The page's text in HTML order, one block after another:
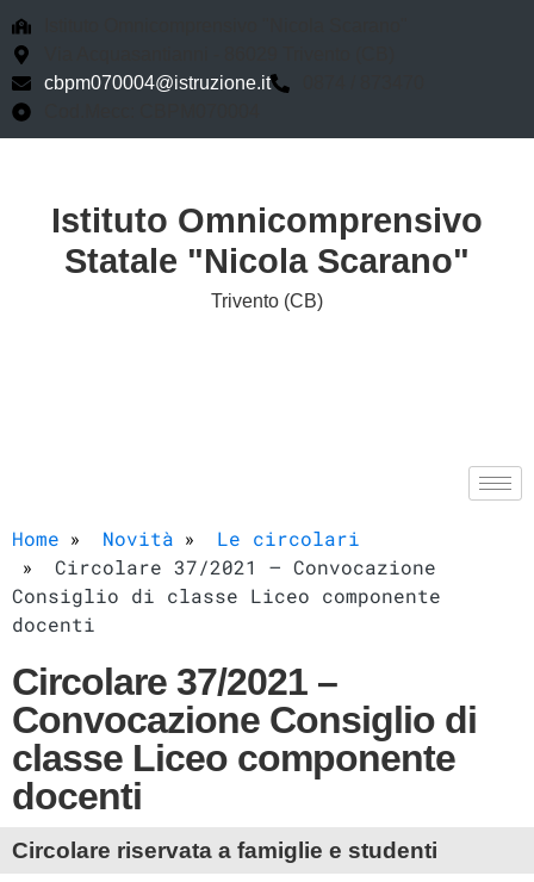
cbpm070004@istruzione.it
Istituto Omnicomprensivo
Statale "Nicola Scarano"
Trivento (CB)
Home Novità
Le circolari
Circolare 37/2021 – Convocazione
Consiglio di classe Liceo componente
docenti
Circolare 37/2021 –
Convocazione Consiglio di
classe Liceo componente
docenti
Circolare riservata a famiglie e studenti